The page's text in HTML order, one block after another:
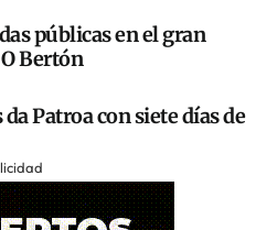
públicas en el gran
Bertón
Patroa con siete días de